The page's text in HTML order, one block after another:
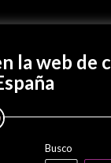
gratis
la web de
Busco